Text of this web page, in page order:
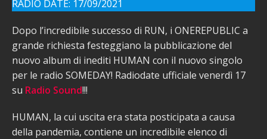
RADIO DATE: 17/09/2021
Dopo l’incredibile successo di RUN, i ONEREPUBLIC a
grande richiesta festeggiano la pubblicazione del
nuovo album di inediti HUMAN con il nuovo singolo
per le radio SOMEDAY! Radiodate ufficiale venerdì 17
su Radio Sound!!!
HUMAN, la cui uscita era stata posticipata a causa
della pandemia, contiene un incredibile elenco di